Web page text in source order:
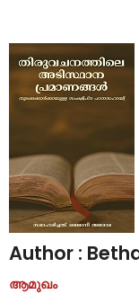
Sangeetha
Do you truly mean
CHRISTIAN BOOKS
BIOGRAPHIES
ARTICLES
GOSPEL TRACTS
SUNDAY SCHOOL
Skits
Author :
ആമുഖം